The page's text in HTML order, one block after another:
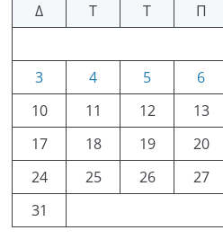
Δ
Τ Τ Π
3
4 5 6
10
11 12 13
17
18 19 20
24
25 26 27
31